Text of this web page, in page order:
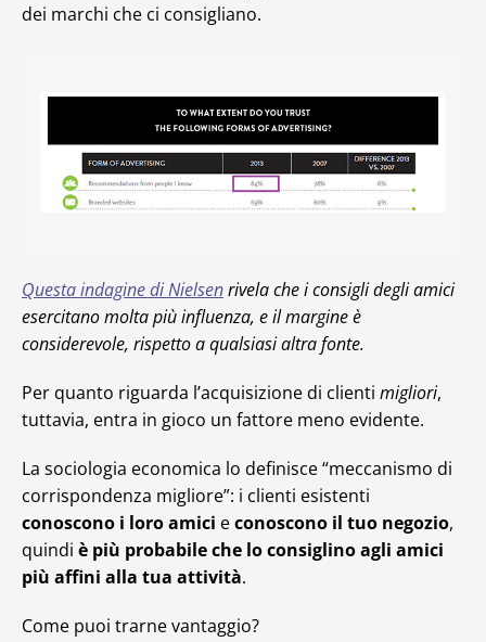
dei marchi che ci consigliano.
Questa indagine di Nielsenrivela che i consigli degli amici
esercitano molta più influenza, e il margine è
considerevole, rispetto a qualsiasi altra fonte.
Per quanto riguarda l’acquisizione di clienti migliori,
tuttavia, entra in gioco un fattore meno evidente.
La sociologia economica lo definisce “meccanismo di
corrispondenza migliore”: i clienti esistenti
conoscono i loro amici econoscono il tuo negozio,
quindi è più probabile che lo consiglino agli amici
più affini alla tua attività.
Come puoi trarne vantaggio?